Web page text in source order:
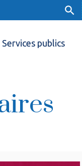
Services publics